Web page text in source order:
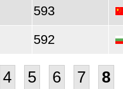
593
592
4 5 6 7 8